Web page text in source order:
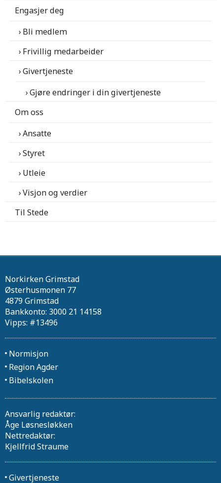
Engasjer deg
Bli medlem
Frivillig medarbeider
Givertjeneste
Gjøre endringer i din givertjeneste
Om oss
Ansatte
Styret
Utleie
Visjon og verdier
Til Stede
Norkirken Grimstad
Østerhusmonen 77
4879 Grimstad
Bankkonto: 3000 21 14158
Vipps: #13496
Normisjon
Region Agder
Bibelskolen
Ansvarlig redaktør:
Åge Løsnesløkken
Nettredaktør:
Kjellfrid Straume
Givertjeneste